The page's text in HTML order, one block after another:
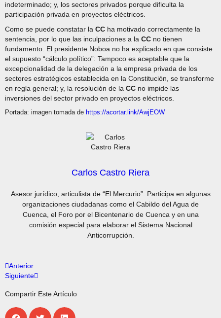
indeterminado; y, los sectores privados porque dificulta la
participación privada en proyectos eléctricos.
Como se puede constatar la CC ha motivado correctamente la
sentencia, por lo que las inculpaciones a la CC no tienen
fundamento. El presidente Noboa no ha explicado en que consiste
el supuesto “cálculo político”: Tampoco es aceptable que la
excepcionalidad de la delegación a la empresa privada de los
sectores estratégicos establecida en la Constitución, se transforme
en regla general; y, la resolución de la CC no impide las
inversiones del sector privado en proyectos eléctricos.
Portada: imagen tomada de https://acortar.link/AwjEOW
Carlos Castro Riera
Asesor jurídico, articulista de “El Mercurio”. Participa en algunas
organizaciones ciudadanas como el Cabildo del Agua de
Cuenca, el Foro por el Bicentenario de Cuenca y en una
comisión especial para elaborar el Sistema Nacional
Anticorrupción.
Anterior
Siguiente
Compartir Este Artículo